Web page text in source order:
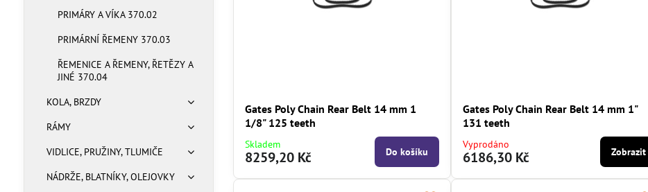
Gates Poly Chain Rear Belt 14 mm 1
1/8" 125 teeth
Skladem
8259,20 Kč Do košíku
Gates Poly Chain Rear Belt 14 mm 1"
131 teeth
Vyprodáno
6186,30 Kč Zobrazit
PRIMÁRY A VÍKA 370.02
PRIMÁRNÍ ŘEMENY 370.03
ŘEMENICE A ŘEMENY, ŘETĚZY A
JINÉ 370.04
KOLA, BRZDY
RÁMY
VIDLICE, PRUŽINY, TLUMIČE
NÁDRŽE, BLATNÍKY, OLEJOVKY